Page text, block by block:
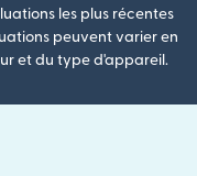
les plus récentes
peuvent varier en
et du type d'appareil.